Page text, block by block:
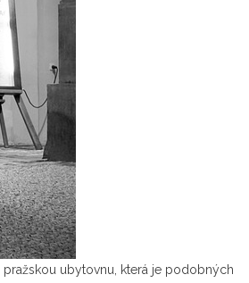
pražskou ubytovnu , která je podobných